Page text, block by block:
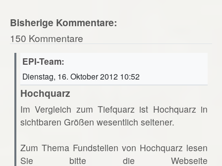
Bisherige Kommentare:
150 Kommentare
EPI-Team:
Dienstag, 16. Oktober 2012 10:52
Hochquarz
Im Vergleich zum Tiefquarz ist Hochquarz in
sichtbaren Größen wesentlich seltener.
Zum Thema Fundstellen von Hochquarz lesen
Sie bitte die Webseite